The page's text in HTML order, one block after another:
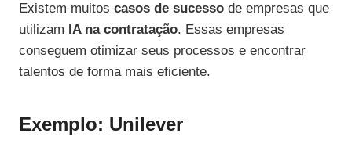
Existem muitos casos de sucesso de empresas que
utilizam IA na contratação. Essas empresas
conseguem otimizar seus processos e encontrar
talentos de forma mais eficiente.
Exemplo: Unilever